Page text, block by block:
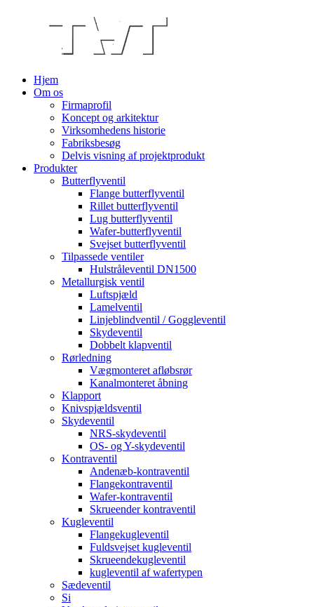
Hjem
Om os
Firmaprofil
Koncept og arkitektur
Virksomhedens historie
Fabriksbesøg
Delvis visning af projektprodukt
Produkter
Butterflyventil
Flange butterflyventil
Rillet butterflyventil
Lug butterflyventil
Wafer-butterflyventil
Svejset butterflyventil
Tilpassede ventiler
Hulstråleventil DN1500
Metallurgisk ventil
Luftspjæld
Lamelventil
Linjeblindventil / Goggleventil
Skydeventil
Dobbelt klapventil
Rørledning
Vægmonteret afløbsrør
Kanalmonteret åbning
Klapport
Knivspjældsventil
Skydeventil
NRS-skydeventil
OS- og Y-skydeventil
Kontraventil
Andenæb-kontraventil
Flangekontraventil
Wafer-kontraventil
Skrueender kontraventil
Kugleventil
Flangekugleventil
Fuldsvejset kugleventil
Skrueendekugleventil
kugleventil af wafertypen
Sædeventil
Si